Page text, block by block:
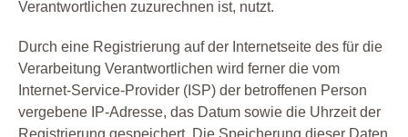
Verantwortlichen zuzurechnen ist, nutzt.
Durch eine Registrierung auf der Internetseite des für die
Verarbeitung Verantwortlichen wird ferner die vom
Internet-Service-Provider (ISP) der betroffenen Person
vergebene IP-Adresse, das Datum sowie die Uhrzeit der
Registrierung gespeichert. Die Speicherung dieser Daten